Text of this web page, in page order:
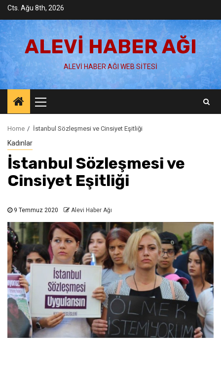
Skip
content
Cts. Ağu 8th, 2026
ALEVI HABER AĞI
ALEVI HABER AĞI WEB SITESI
Menu
Home İstanbul Sözleşmesi ve Cinsiyet Eşitliği
Kadınlar
İstanbul Sözleşmesi ve
Cinsiyet Eşitliği
9 Temmuz 2020 Alevi Haber Ağı